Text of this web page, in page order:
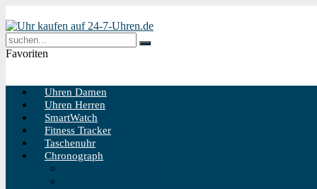
Favoriten
Uhren Damen
Uhren Herren
SmartWatch
Fitness Tracker
Taschenuhr
Chronograph